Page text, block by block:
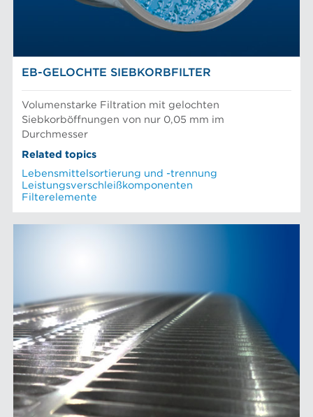
Siebkörbe und Mahlplatten für die Industrie
AFT-NACHRICHTEN
EB-GELOCHTE SIEBKORBFILTER
Volumenstarke Filtration mit gelochten
Siebkorböffnungen von nur 0,05 mm im
Durchmesser
Related topics
Lebensmittelsortierung und -trennung
Leistungsverschleißkomponenten
Filterelemente